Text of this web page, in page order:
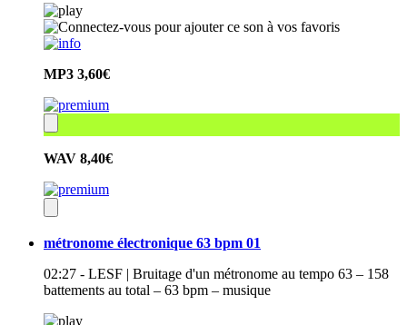
MP3 3,60€
WAV 8,40€
métronome électronique 63 bpm 01
02:27 - LESF | Bruitage d'un métronome au tempo 63 – 158
battements au total – 63 bpm – musique